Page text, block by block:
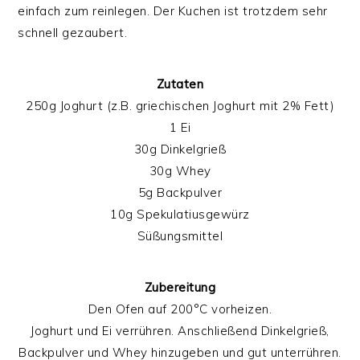
einfach zum reinlegen. Der Kuchen ist trotzdem sehr
schnell gezaubert.
Zutaten
250g Joghurt (z.B. griechischen Joghurt mit 2% Fett)
1 Ei
30g Dinkelgrieß
30g Whey
5g Backpulver
10g Spekulatiusgewürz
Süßungsmittel
Zubereitung
Den Ofen auf 200°C vorheizen.
Joghurt und Ei verrühren. Anschließend Dinkelgrieß,
Backpulver und Whey hinzugeben und gut unterrühren.